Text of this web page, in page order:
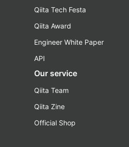
Qiita Tech Festa
Qiita Award
Engineer White Paper
API
Our service
Qiita Team
Qiita Zine
Official Shop